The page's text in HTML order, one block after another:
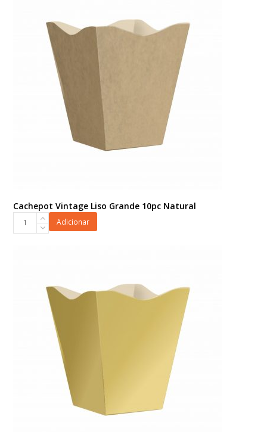
Cachepot Vintage Liso Grande 10pc Natural
Cachepot
quantidade
Adicionar